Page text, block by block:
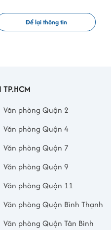
Để lại thông tin
Văn phòng Quận 2
Văn phòng Quận 4
Văn phòng Quận 7
Văn phòng Quận 9
Văn phòng Quận 11
Văn phòng Quận Bình Thạnh
Văn phòng Quận Tân Bình